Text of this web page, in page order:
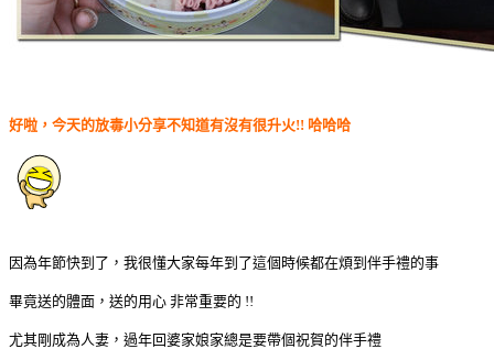
好啦，今天的放毒小分享不知道有沒有很升火!! 哈哈哈
因為年節快到了，我很懂大家每年到了這個時候都在煩到伴手禮的事
畢竟送的體面，送的用心 非常重要的 !!
尤其剛成為人妻，過年回婆家娘家總是要帶個祝賀的伴手禮